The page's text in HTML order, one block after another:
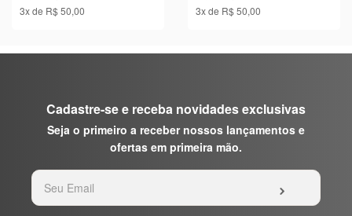
3x de R$ 50,00 3x de R$ 50,00
Cadastre-se e receba novidades exclusivas
Seja o primeiro a receber nossos lançamentos e
ofertas em primeira mão.